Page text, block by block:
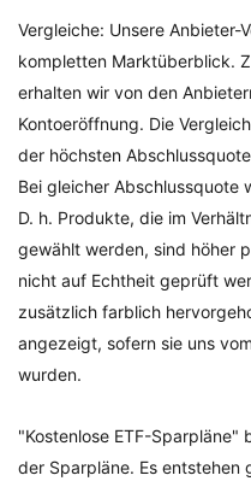
Vergleiche: Unsere Anbieter-
kompletten Marktüberblick.
erhalten wir von den
Kontoeröffnung. Die
der höchsten
Bei gleicher Abschlussquote
D. h. Produkte, die im
gewählt werden, sind höher
nicht auf Echtheit geprüft
zusätzlich farblich
angezeigt, sofern sie uns
wurden.
"Kostenlose ETF-Sparpläne"
der Sparpläne. Es